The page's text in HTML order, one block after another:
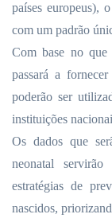
países europeus),
com um padrão
Com base no que
passará a
poderão ser
instituições
Os dados que
neonatal
estratégias de
nascidos,